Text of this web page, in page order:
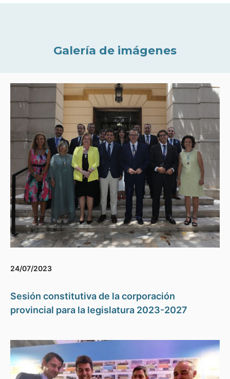
Galería de imágenes
24/07/2023
Sesión constitutiva de la corporación
provincial para la legislatura 2023-2027